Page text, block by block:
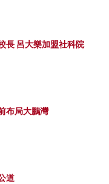
長 呂大樂加盟社科院
布局大鵬灣
道